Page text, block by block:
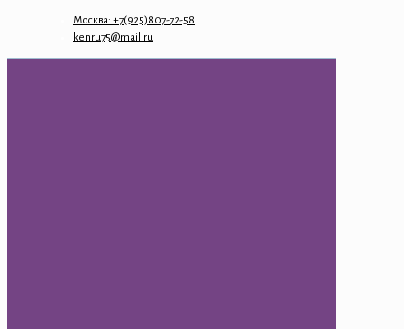
Москва: +7(925)807-72-58
kenru75@mail.ru